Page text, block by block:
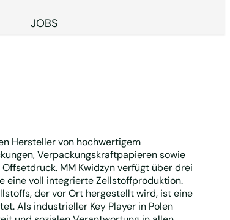
JOBS
Hersteller von hochwertigem
Verpackungskraftpapieren sowie
MM Kwidzyn verfügt über drei
eine voll integrierte Zellstoffproduktion.
der vor Ort hergestellt wird, ist eine
Als industrieller Key Player in Polen